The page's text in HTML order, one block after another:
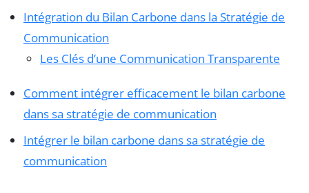
Intégration du Bilan Carbone dans la Stratégie de
Communication
Les Clés d’une Communication Transparente
Comment intégrer efficacement le bilan carbone
dans sa stratégie de communication
Intégrer le bilan carbone dans sa stratégie de
communication